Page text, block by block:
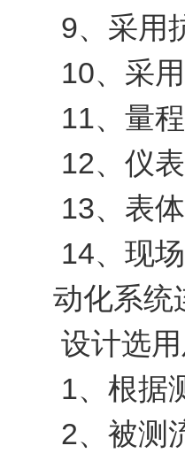
9、采用
10、采
11、量
12、仪
13、表
14、现
动化系统
设计选
1、根据
2、被测